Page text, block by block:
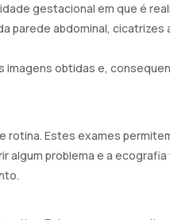
gestacional em que é
parede abdominal, cicatrizes
imagens obtidas e,
Estes exames
algum problema e a